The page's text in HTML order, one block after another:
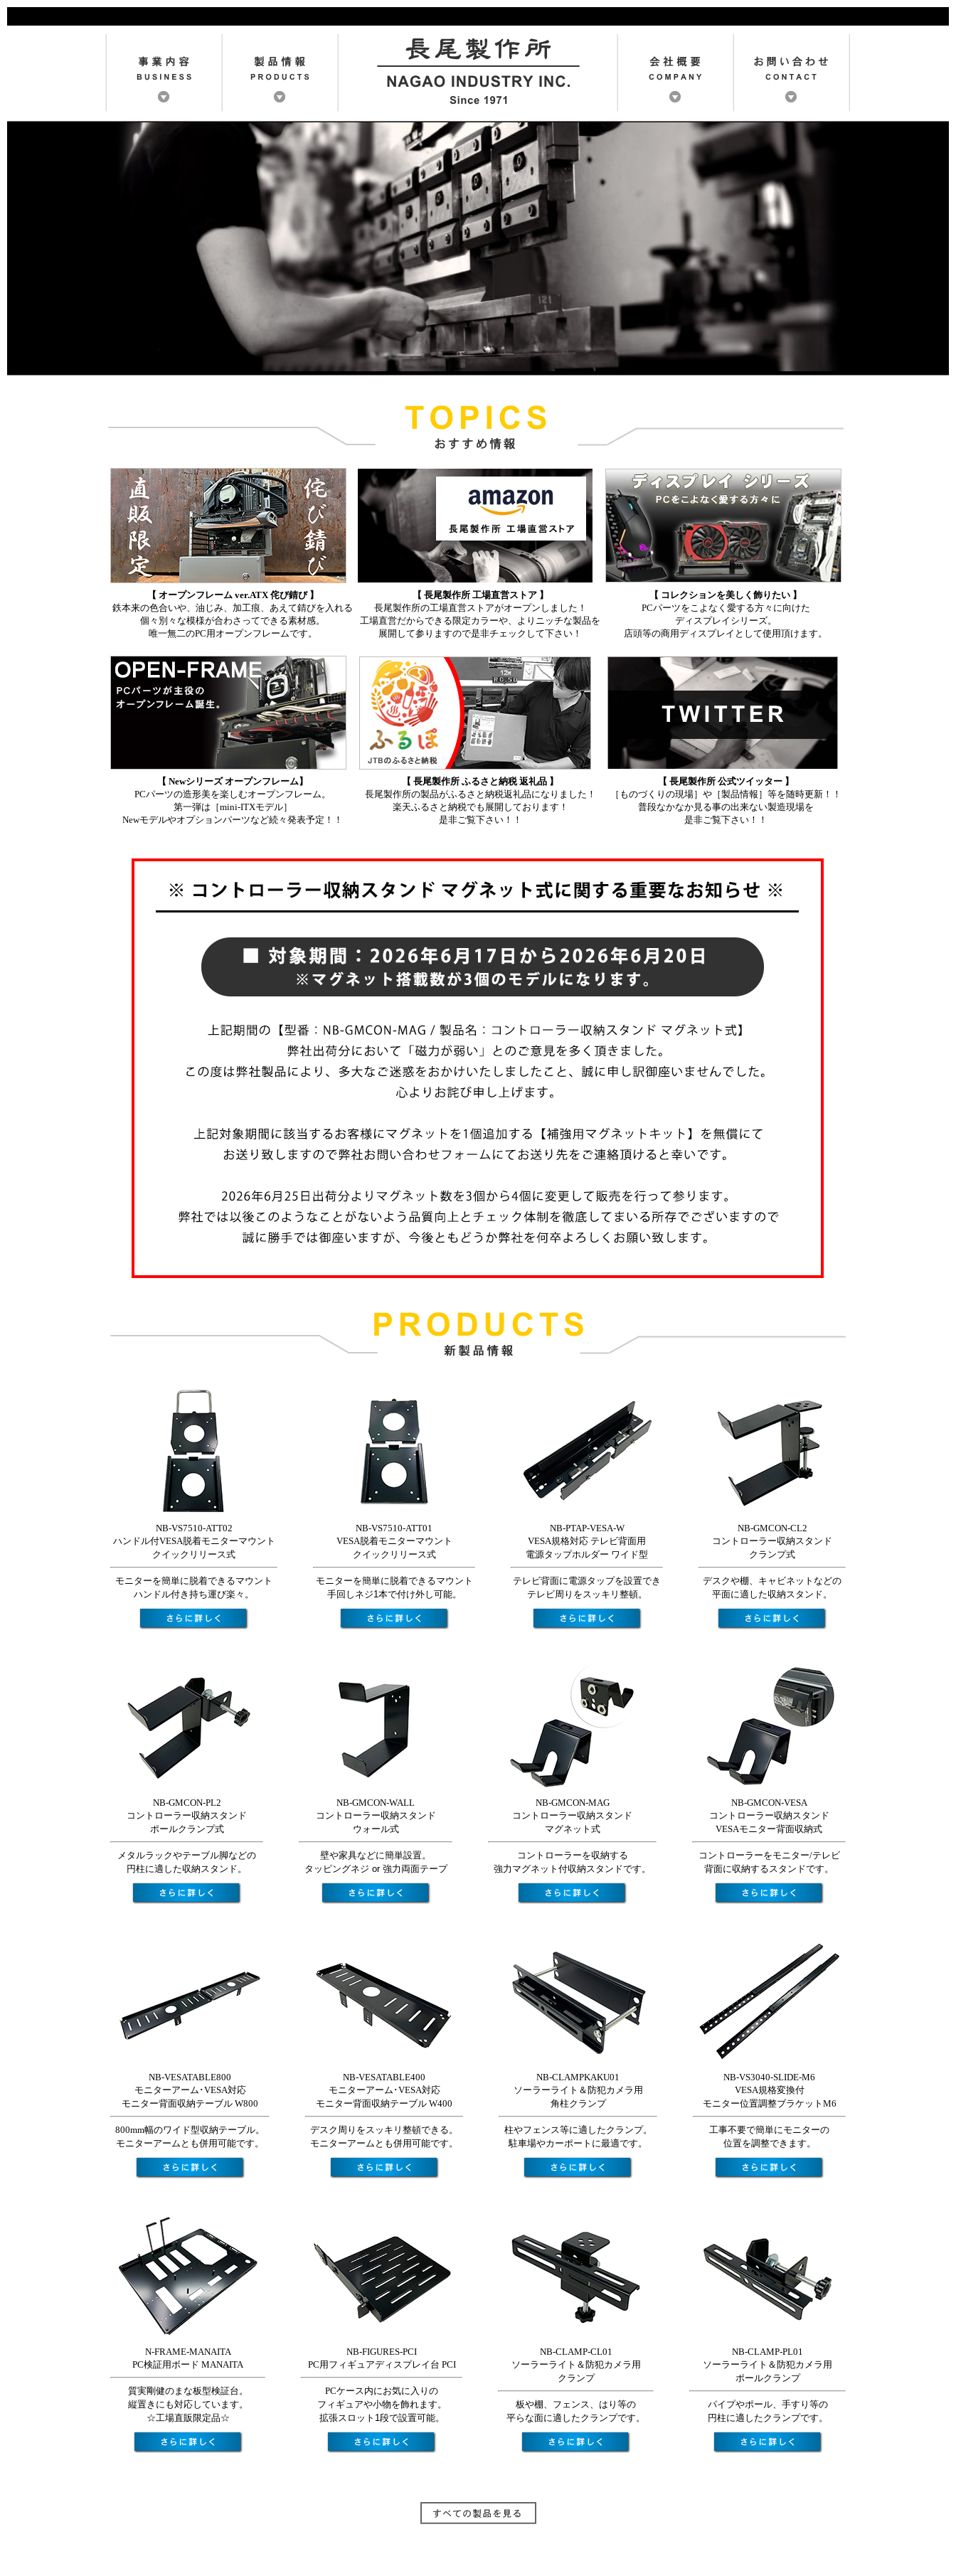
【 オープンフレーム ver.ATX 侘び錆び 】
鉄本来の色合いや、油じみ、加工痕、あえて錆びを入れる
個々別々な模様が合わさってできる素材感。
唯一無二のPC用オープンフレームです。
【 長尾製作所 工場直営ストア 】
長尾製作所の工場直営ストアがオープンしました！
工場直営だからできる限定カラーや、よりニッチな製品を
展開して参りますので是非チェックして下さい！
【 コレクションを美しく飾りたい 】
PCパーツをこよなく愛する方々に向けた
ディスプレイシリーズ。
店頭等の商用ディスプレイとして使用頂けます。
【 Newシリーズ オープンフレーム】
PCパーツの造形美を楽しむオープンフレーム。
第一弾は［mini-ITXモデル］
Newモデルやオプションパーツなど続々発表予定！！
【 長尾製作所 ふるさと納税 返礼品 】
長尾製作所の製品がふるさと納税返礼品になりました！
楽天ふるさと納税でも展開しております！
是非ご覧下さい！！
【 長尾製作所 公式ツイッター 】
［ものづくりの現場］や［製品情報］等を随時更新！！
普段なかなか見る事の出来ない製造現場を
是非ご覧下さい！！
NB-VS7510-ATT02
ハンドル付VESA脱着モニターマウント
クイックリリース式
モニターを簡単に脱着できるマウント
ハンドル付き持ち運び楽々。
NB-VS7510-ATT01
VESA脱着モニターマウント
クイックリリース式
モニターを簡単に脱着できるマウント
手回しネジ1本で付け外し可能。
NB-PTAP-VESA-W
VESA規格対応 テレビ背面用
電源タップホルダー ワイド型
テレビ背面に電源タップを設置でき
テレビ周りをスッキリ整頓。
NB-GMCON-CL2
コントローラー収納スタンド
クランプ式
デスクや棚、キャビネットなどの
平面に適した収納スタンド。
NB-GMCON-PL2
コントローラー収納スタンド
ポールクランプ式
メタルラックやテーブル脚などの
円柱に適した収納スタンド。
NB-GMCON-WALL
コントローラー収納スタンド
ウォール式
壁や家具などに簡単設置。
タッピングネジ or 強力両面テープ
NB-GMCON-MAG
コントローラー収納スタンド
マグネット式
コントローラーを収納する
強力マグネット付収納スタンドです。
NB-GMCON-VESA
コントローラー収納スタンド
VESAモニター背面収納式
コントローラーをモニター/テレビ
背面に収納するスタンドです。
NB-VESATABLE800
モニターアーム･VESA対応
モニター背面収納テーブル W800
800mm幅のワイド型収納テーブル。
モニターアームとも併用可能です。
NB-VESATABLE400
モニターアーム･VESA対応
モニター背面収納テーブル W400
デスク周りをスッキリ整頓できる。
モニターアームとも併用可能です。
NB-CLAMPKAKU01
ソーラーライト＆防犯カメラ用
角柱クランプ
柱やフェンス等に適したクランプ。
駐車場やカーポートに最適です。
NB-VS3040-SLIDE-M6
VESA規格変換付
モニター位置調整ブラケットM6
工事不要で簡単にモニターの
位置を調整できます。
N-FRAME-MANAITA
PC検証用ボード MANAITA
質実剛健のまな板型検証台。
縦置きにも対応しています。
☆工場直販限定品☆
NB-FIGURES-PCI
PC用フィギュアディスプレイ台 PCI
PCケース内にお気に入りの
フィギュアや小物を飾れます。
拡張スロット1段で設置可能。
NB-CLAMP-CL01
ソーラーライト＆防犯カメラ用
クランプ
板や棚、フェンス、はり等の
平らな面に適したクランプです。
NB-CLAMP-PL01
ソーラーライト＆防犯カメラ用
ポールクランプ
パイプやポール、手すり等の
円柱に適したクランプです。